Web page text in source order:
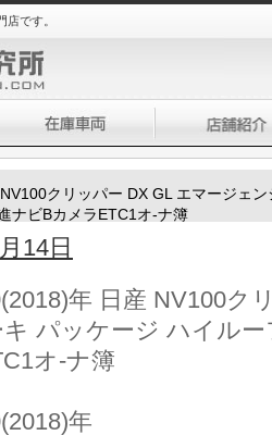
です。
クリッパー DX GL エマージェ
ナビBカメラETC1オ-ナ簿
14日
年 日産 NV100ク
パッケージ ハイル
オ-ナ簿
年